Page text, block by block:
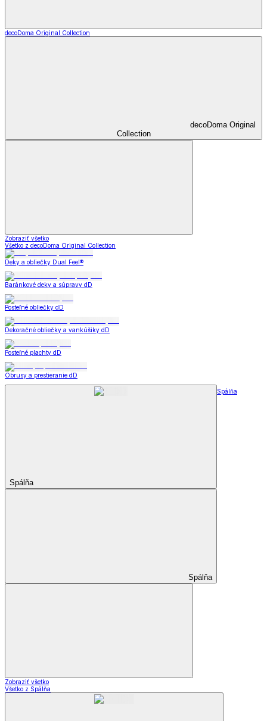
decoDoma Original Collection
decoDoma Original
Collection
Zobraziť všetko
Všetko z decoDoma Original Collection
Deky a obliečky Dual Feel®
Baránkové deky a súpravy dD
Posteľné obliečky dD
Dekoračné obliečky a vankúšiky dD
Posteľné plachty dD
Obrusy a prestieranie dD
Spálňa
Spálňa
Spálňa
Zobraziť všetko
Všetko z Spálňa